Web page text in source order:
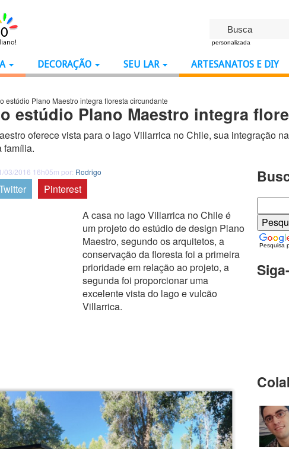
personalizada
DECORAÇÃO SEU LAR ARTESANATOS E DIY
estúdio Plano Maestro integra floresta circundante
estúdio Plano Maestro integra
oferece vista para o lago Villarrica no Chile, sua integração
família.
03/2016 16h05m por: Rodrigo
Pinterest
A casa no lago Villarrica no Chile é
um projeto do estúdio de design Plano
Maestro, segundo os arquitetos, a
conservação da floresta foi a primeira
prioridade em relação ao projeto, a
segunda foi proporcionar uma
excelente vista do lago e vulcão
Villarrica.
Pesquisa